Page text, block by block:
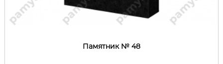
Памятник № 48